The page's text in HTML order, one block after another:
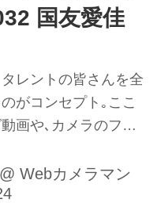
国友愛佳
レントの皆さんを全
がコンセプト｡ここ
画や､カメラのファ
､週替わりの撮影小
トだ｡ファインダー
@ Webカメラマン